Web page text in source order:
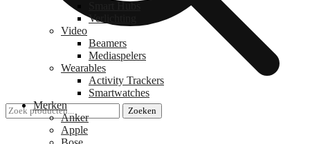
Zoeken
naar:
Zoeken
Verlichting
Video
Beamers
Mediaspelers
Wearables
Activity Trackers
Smartwatches
Merken
Anker
Apple